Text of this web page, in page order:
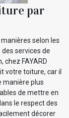
par
selon les
services de
FAYARD
votre toiture, car il
manière plus
de mettre en
le respect des
décorer